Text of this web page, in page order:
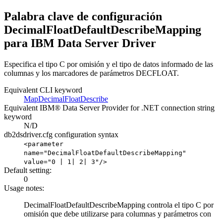
Palabra clave de configuración
DecimalFloatDefaultDescribeMapping
para IBM Data Server Driver
Especifica el tipo C por omisión y el tipo de datos informado de las
columnas y los marcadores de parámetros DECFLOAT.
Equivalent CLI keyword
MapDecimalFloatDescribe
Equivalent IBM® Data Server Provider for .NET connection string
keyword
N/D
db2dsdriver.cfg configuration syntax
<parameter
name="DecimalFloatDefaultDescribeMapping"
value="0 | 1| 2| 3"/>
Default setting:
0
Usage notes:
DecimalFloatDefaultDescribeMapping controla el tipo C por
omisión que debe utilizarse para columnas y parámetros con